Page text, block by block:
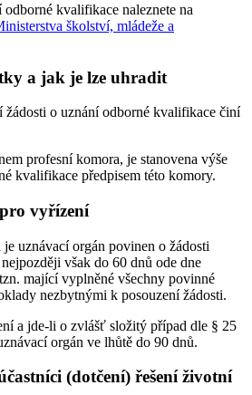
kvalifikace naleznete na
školství, mládeže a
a jak je lze uhradit
žádosti o uznání odborné kvalifikace činí
profesní komora, je stanovena výše
kvalifikace předpisem této komory.
vyřízení
uznávací orgán povinen o žádosti
však do 60 dnů ode dne
mající vyplněné všechny povinné
nezbytnými k posouzení žádosti.
a jde-li o zvlášť složitý případ dle § 25
orgán ve lhůtě do 90 dnů.
(dotčení) řešení životní